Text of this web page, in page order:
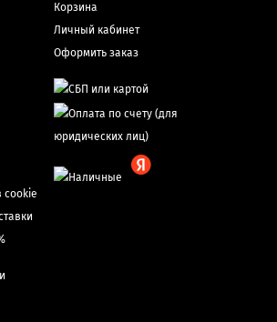
cookie
Корзина
Личный кабинет
Оформить заказ